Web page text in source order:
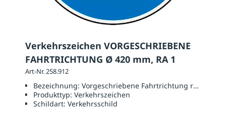
Verkehrszeichen VORGESCHRIEBENE
FAHRTRICHTUNG Ø 420 mm, RA 1
Art-Nr. 258.912
Bezeichnung: Vorgeschriebene Fahrtrichtung rechts
Produkttyp: Verkehrszeichen
Schildart: Verkehrsschild